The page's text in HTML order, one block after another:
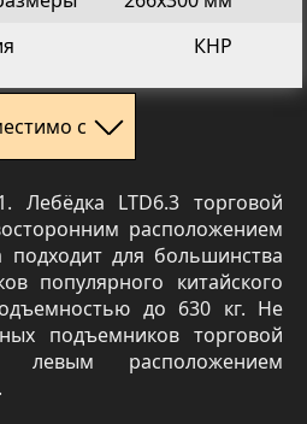
КНР
с
Лебёдка LTD6.3 торговой
расположением
для большинства
популярного китайского
до 630 кг. Не
подъемников торговой
расположением